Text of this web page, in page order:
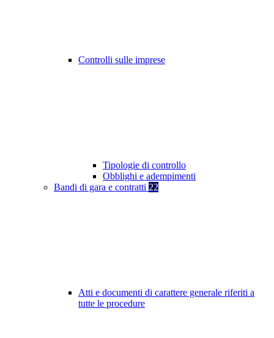
Controlli sulle imprese
Tipologie di controllo
Obblighi e adempimenti
Bandi di gara e contratti 22
Atti e documenti di carattere generale riferiti a
tutte le procedure